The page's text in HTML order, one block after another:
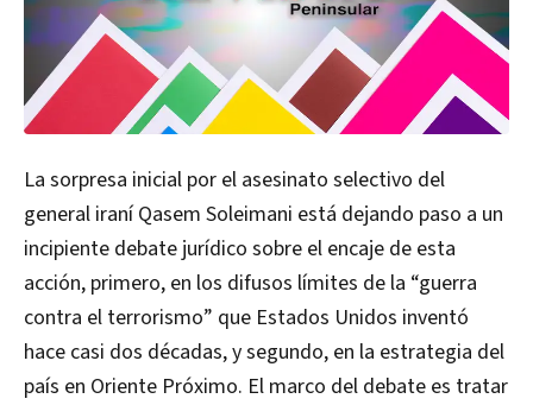
La sorpresa inicial por el asesinato selectivo del
general iraní Qasem Soleimani está dejando paso a un
incipiente debate jurídico sobre el encaje de esta
acción, primero, en los difusos límites de la “guerra
contra el terrorismo” que Estados Unidos inventó
hace casi dos décadas, y segundo, en la estrategia del
país en Oriente Próximo. El marco del debate es tratar